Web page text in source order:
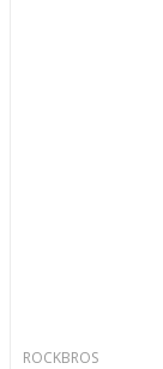
ROCKBROS